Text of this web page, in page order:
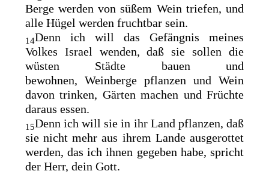
Berge werden von süßem Wein triefen, und
alle Hügel werden fruchtbar sein.
14Dennich will das Gefängnis meines
Volkes Israel wenden, daß sie sollen die
wüsten Städte bauen und
bewohnen,Weinberge pflanzen und Wein
davon trinken, Gärten machen und Früchte
daraus essen.
15Denn ich will sie in ihr Land pflanzen, daß
sie nicht mehr aus ihrem Lande ausgerottet
werden, das ich ihnen gegeben habe, spricht
der Herr, dein Gott.